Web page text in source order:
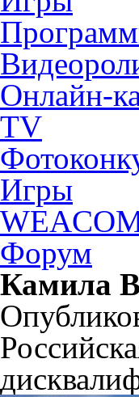
Онлайн-
TV
Игры
Форум
Камила